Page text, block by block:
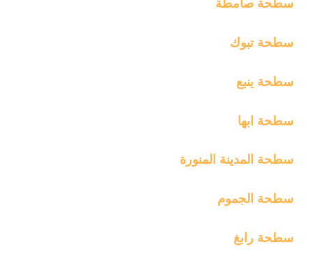
سطحة صامطة
سطحة تبوك
سطحة ينبع
سطحة ابها
سطحة المدينة المنورة
سطحة الجموم
سطحة رابغ